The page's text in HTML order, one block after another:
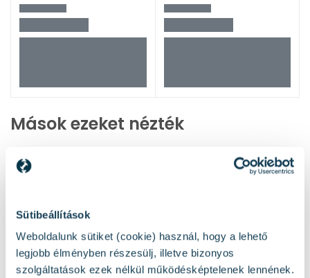
Sütibeállítások
Weboldalunk sütiket (cookie) használ, hogy a lehető
legjobb élményben részesülj, illetve bizonyos
szolgáltatások ezek nélkül működésképtelenek lennének.
Mások ezeket nézték